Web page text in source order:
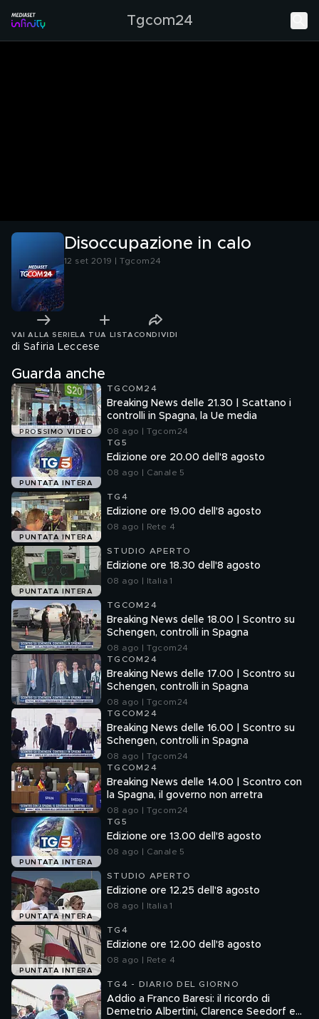
Tgcom24
Disoccupazione in calo
12 set 2019 | Tgcom24
VAI ALLA SERIE LA TUA LISTA CONDIVIDI
di Safiria Leccese
Guarda anche
PROSSIMO VIDEO
TGCOM24
Breaking News delle 21.30 | Scattano i
controlli in Spagna, la Ue media
08 ago | Tgcom24
PUNTATA INTERA
TG5
Edizione ore 20.00 dell'8 agosto
08 ago | Canale 5
PUNTATA INTERA
TG4
Edizione ore 19.00 dell'8 agosto
08 ago | Rete 4
PUNTATA INTERA
STUDIO APERTO
Edizione ore 18.30 dell'8 agosto
08 ago | Italia 1
TGCOM24
Breaking News delle 18.00 | Scontro su
Schengen, controlli in Spagna
08 ago | Tgcom24
TGCOM24
Breaking News delle 17.00 | Scontro su
Schengen, controlli in Spagna
08 ago | Tgcom24
TGCOM24
Breaking News delle 16.00 | Scontro su
Schengen, controlli in Spagna
08 ago | Tgcom24
TGCOM24
Breaking News delle 14.00 | Scontro con
la Spagna, il governo non arretra
08 ago | Tgcom24
PUNTATA INTERA
TG5
Edizione ore 13.00 dell'8 agosto
08 ago | Canale 5
PUNTATA INTERA
STUDIO APERTO
Edizione ore 12.25 dell'8 agosto
08 ago | Italia 1
PUNTATA INTERA
TG4
Edizione ore 12.00 dell'8 agosto
08 ago | Rete 4
TG4 - DIARIO DEL GIORNO
Addio a Franco Baresi: il ricordo di
Demetrio Albertini, Clarence Seedorf e